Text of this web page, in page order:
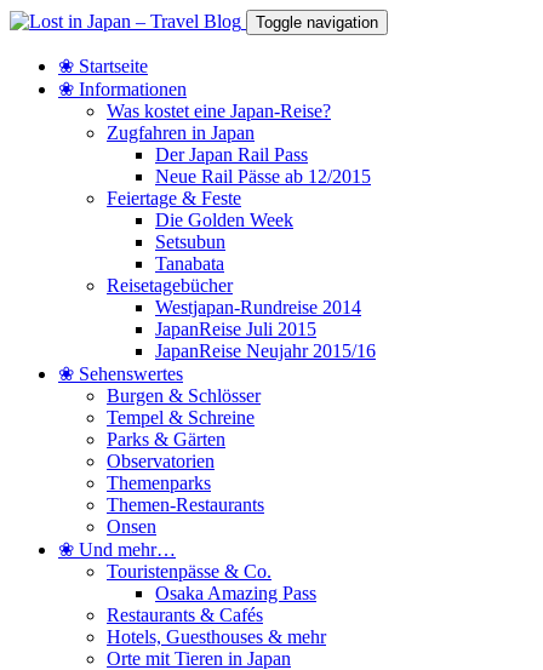
Toggle navigation
❀ Startseite
❀ Informationen
Was kostet eine Japan-Reise?
Zugfahren in Japan
Der Japan Rail Pass
Neue Rail Pässe ab 12/2015
Feiertage & Feste
Die Golden Week
Setsubun
Tanabata
Reisetagebücher
Westjapan-Rundreise 2014
JapanReise Juli 2015
JapanReise Neujahr 2015/16
❀ Sehenswertes
Burgen & Schlösser
Tempel & Schreine
Parks & Gärten
Observatorien
Themenparks
Themen-Restaurants
Onsen
❀ Und mehr…
Touristenpässe & Co.
Osaka Amazing Pass
Restaurants & Cafés
Hotels, Guesthouses & mehr
Orte mit Tieren in Japan